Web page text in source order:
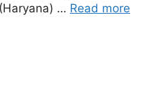
… Read more